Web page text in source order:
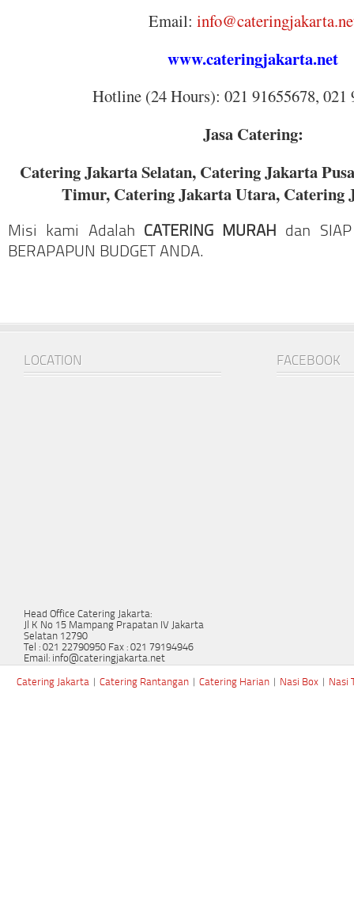
Email:
www.cateringjakarta.net
Hotline (24 Hours): 021 91655678, 021
Jasa Catering:
Catering Jakarta Selatan, Catering Jakarta
Timur, Catering Jakarta Utara, Catering
Misi kami Adalah CATERING MURAH dan SIAP
BERAPAPUN BUDGET ANDA.
LOCATION
Head Office Catering Jakarta:
Jl K No 15 Mampang Prapatan IV Jakarta
Selatan 12790
Tel : 021 22790950 Fax : 021 79194946
Email: info@cateringjakarta.net
FACEBOOK
Catering Jakarta Catering Rantangan Catering Harian Nasi Box Nasi